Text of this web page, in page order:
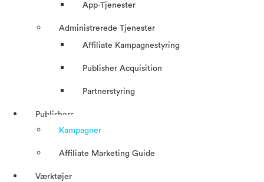
App-Tjenester
Administrerede Tjenester
Affiliate Kampagnestyring
Publisher Acquisition
Partnerstyring
Publishers
Kampagner
Affiliate Marketing Guide
Værktøjer